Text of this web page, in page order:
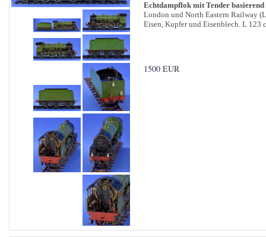
Echtdampflok mit Tender
London und North Eastern Railway
Eisen, Kupfer und Eisenblech. L 123
1500 EUR